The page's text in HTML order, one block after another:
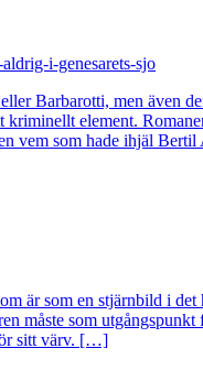
Barbarotti, men även
kriminellt element.
vem som hade ihjäl
är som en stjärnbild i det
måste som utgångspunkt
sitt värv. […]